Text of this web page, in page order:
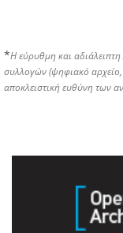
*Η εύρυθμη και
συλλογών (ψηφιακό αρχείο,
αποκλειστική ευθύνη των